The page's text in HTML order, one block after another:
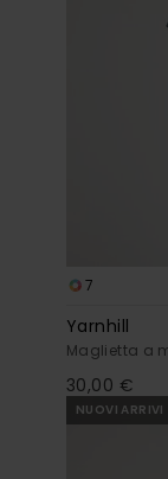
7
Yarnhill
Maglietta a
30,00 €
NUOVI ARRIVI